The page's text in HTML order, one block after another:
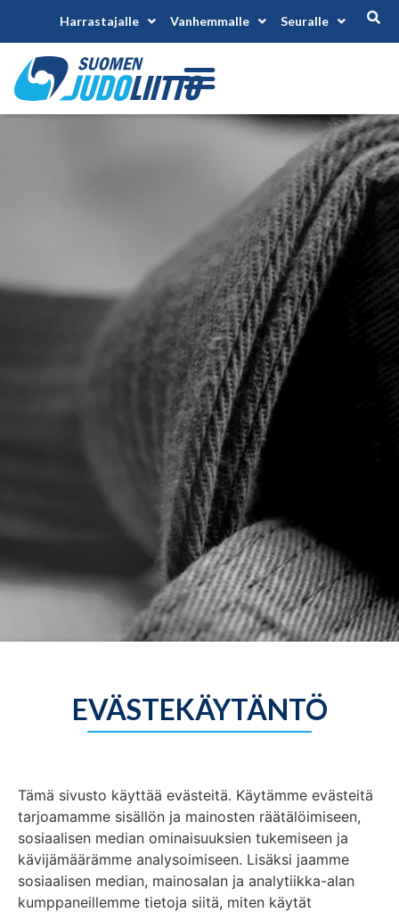
Harrastajalle Vanhemmalle Seuralle
EVÄSTEKÄYTÄNTÖ
Tämä sivusto käyttää evästeitä. Käytämme evästeitä
tarjoamamme sisällön ja mainosten räätälöimiseen,
sosiaalisen median ominaisuuksien tukemiseen ja
kävijämäärämme analysoimiseen. Lisäksi jaamme
sosiaalisen median, mainosalan ja analytiikka-alan
kumppaneillemme tietoja siitä, miten käytät